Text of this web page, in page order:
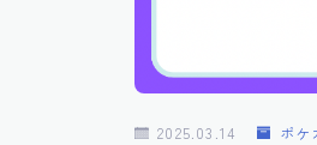
2025.03.14 ポケ